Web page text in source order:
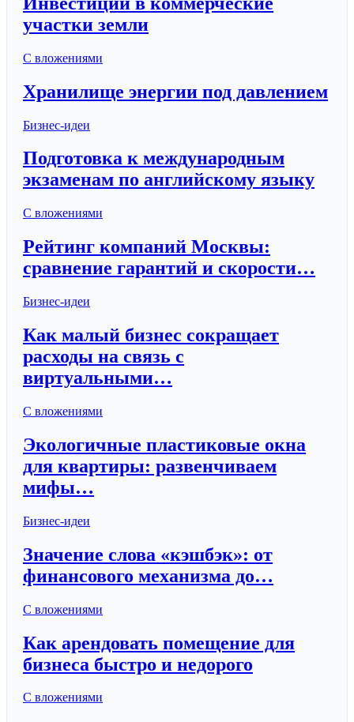
участки земли
С вложениями
Хранилище энергии под давлением
Бизнес-идеи
Подготовка к международным
экзаменам по английскому языку
С вложениями
Рейтинг компаний Москвы:
сравнение гарантий и скорости…
Бизнес-идеи
Как малый бизнес сокращает
расходы на связь с
виртуальными…
С вложениями
Экологичные пластиковые окна
для квартиры: развенчиваем
мифы…
Бизнес-идеи
Значение слова «кэшбэк»: от
финансового механизма до…
С вложениями
Как арендовать помещение для
бизнеса быстро и недорого
С вложениями